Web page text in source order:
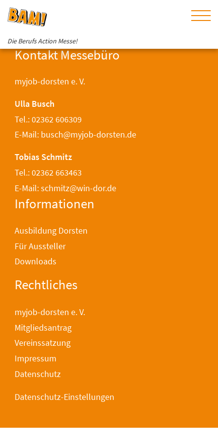
Die Berufs Action Messe!
Kontakt Messebüro
myjob-dorsten e. V.
Ulla Busch
Tel.: 02362 606309
E-Mail: busch@myjob-dorsten.de
Tobias Schmitz
Tel.: 02362 663463
E-Mail: schmitz@win-dor.de
Informationen
Ausbildung Dorsten
Für Aussteller
Downloads
Rechtliches
myjob-dorsten e. V.
Mitgliedsantrag
Vereinssatzung
Impressum
Datenschutz
Datenschutz-Einstellungen